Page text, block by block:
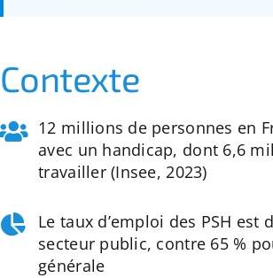
Contexte
12 millions de personnes en
avec un handicap, dont 6,6
travailler (Insee, 2023)
Le taux d’emploi des PSH est
secteur public, contre 65 %
générale